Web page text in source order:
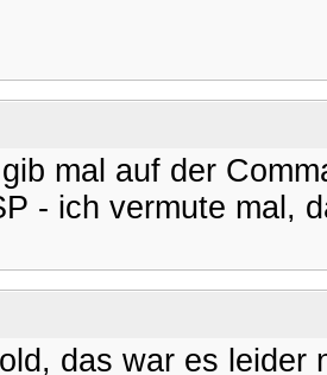
mal auf der
- ich vermute mal,
das war es leider